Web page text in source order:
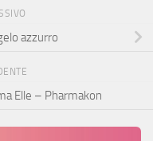
azzurro
Elle – Pharmakon